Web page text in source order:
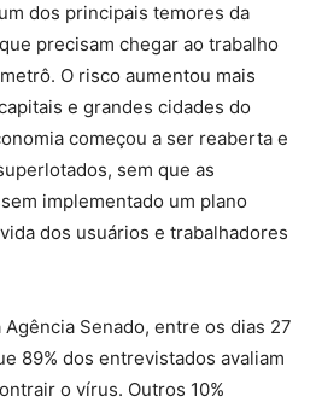
dos principais temores da
precisam chegar ao trabalho
O risco aumentou mais
e grandes cidades do
começou a ser reaberta e
sem que as
implementado um plano
dos usuários e trabalhadores
Senado, entre os dias 27
89% dos entrevistados avaliam
o vírus. Outros 10%